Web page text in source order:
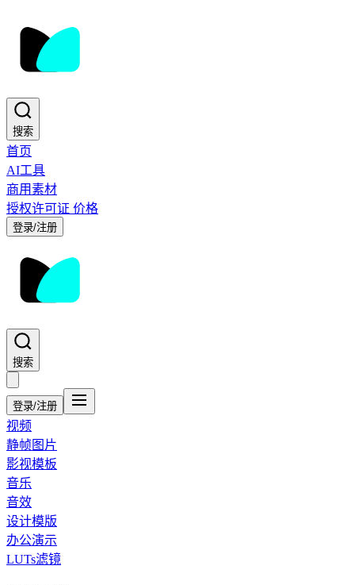
搜索
首页
AI工具
商用素材
授权许可证 价格
登录/注册
搜索
登录/注册
视频
静帧图片
影视模板
音乐
音效
设计模版
办公演示
LUTs滤镜